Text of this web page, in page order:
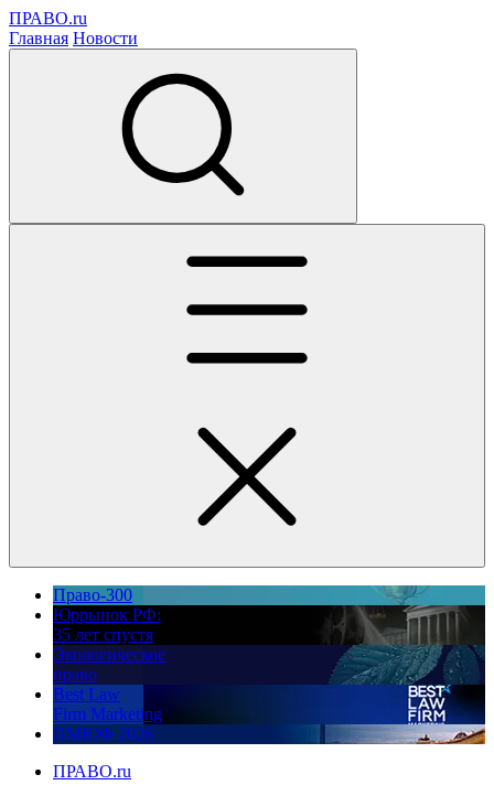
ПРАВО.ru
Главная Новости
Право-300
Юррынок РФ:
35 лет спустя
Экологическое
право
Best Law
Firm Marketing
ПМЮФ 2026
ПРАВО.ru